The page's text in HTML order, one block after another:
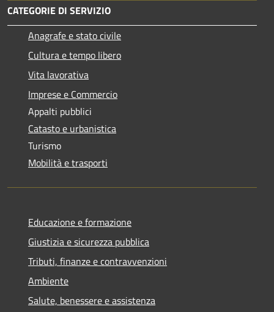
CATEGORIE DI SERVIZIO
Anagrafe e stato civile
Cultura e tempo libero
Vita lavorativa
Imprese e Commercio
Appalti pubblici
Catasto e urbanistica
Turismo
Mobilità e trasporti
Educazione e formazione
Giustizia e sicurezza pubblica
Tributi, finanze e contravvenzioni
Ambiente
Salute, benessere e assistenza